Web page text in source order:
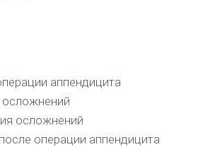
аппендицита
осложнений
осложнений
операции аппендицита